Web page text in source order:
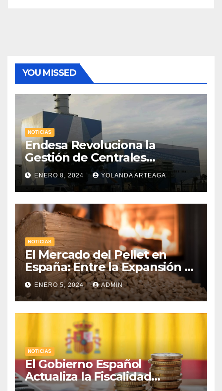
YOU MISSED
NOTICIAS
Endesa Revoluciona la
Gestión de Centrales
Hidroeléctricas con
«Gemelos Digitales» a través
de la Inteligencia Artificial
ENERO 8, 2024 YOLANDA ARTEAGA
NOTICIAS
El Mercado del Pellet en
España: Entre la Expansión y
los Desafíos Económicos
ENERO 5, 2024 ADMIN
NOTICIAS
El Gobierno Español
Actualiza la Fiscalidad